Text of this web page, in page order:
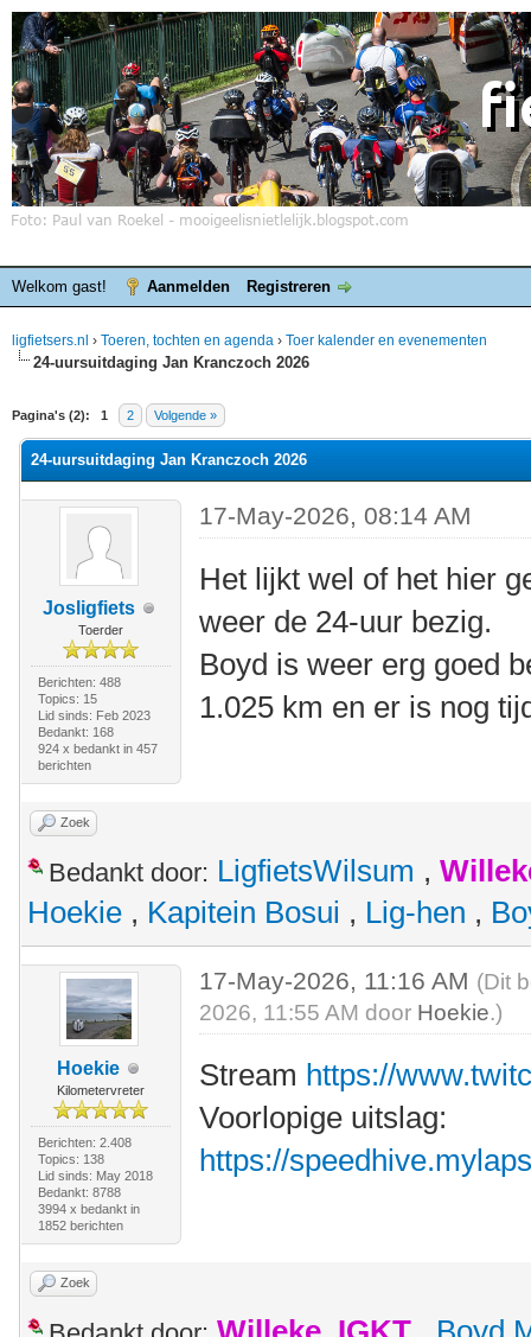
Welkom gast! Aanmelden Registreren
ligfietsers.nl › Toeren, tochten en agenda › Toer kalender en evenementen
24-uursuitdaging Jan Kranczoch 2026
Pagina's (2): 1 2 Volgende »
waardering is 0
24-uursuitdaging Jan Kranczoch 2026
Josligfiets
Toerder
Berichten: 488
Topics: 15
Lid sinds: Feb 2023
Bedankt: 168
924 x bedankt in 457
berichten
17-May-2026, 08:14 AM
Het lijkt wel of het hier
weer de 24-uur bezig.
Boyd is weer erg goed
1.025 km en er is nog
Zoek
Bedankt door: LigfietsWilsum ,
Hoekie , Kapitein Bosui , Lig-hen ,
Hoekie
Kilometervreter
Berichten: 2.408
Topics: 138
Lid sinds: May 2018
Bedankt: 8788
3994 x bedankt in
1852 berichten
17-May-2026, 11:16 AM (Dit
2026, 11:55 AM door Hoekie.)
Stream https://
Voorlopige uitslag:
https://
Zoek